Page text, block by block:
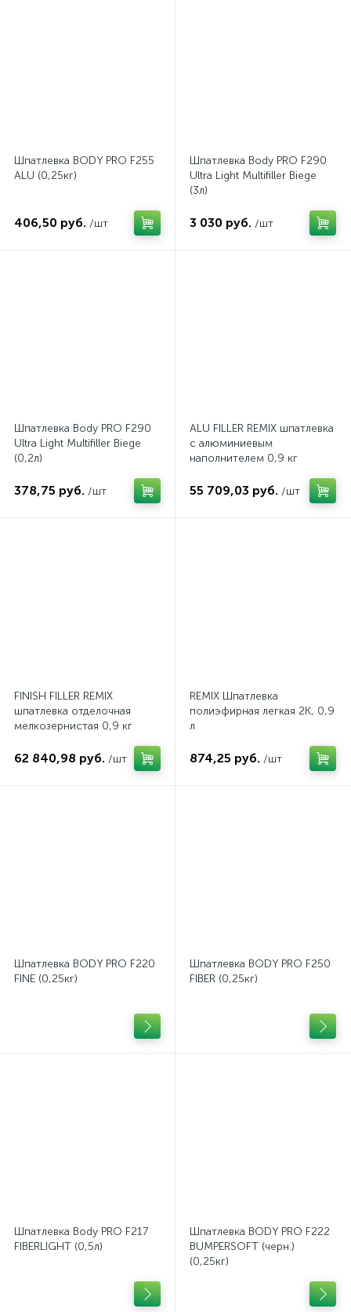
Шпатлевка BODY PRO F255
ALU (0,25кг)
406,50 руб. /шт
Шпатлевка Body PRO F290
Ultra Light Multifiller Biege
(3л)
3 030 руб. /шт
Шпатлевка Body PRO F290
Ultra Light Multifiller Biege
(0,2л)
378,75 руб. /шт
ALU FILLER REMIX шпатлевка
с алюминиевым
наполнителем 0,9 кг
55 709,03 руб. /шт
FINISH FILLER REMIX
шпатлевка отделочная
мелкозернистая 0,9 кг
62 840,98 руб. /шт
REMIX Шпатлевка
полиэфирная легкая 2К, 0,9
л
874,25 руб. /шт
Шпатлевка BODY PRO F220
FINE (0,25кг)
Шпатлевка BODY PRO F250
FIBER (0,25кг)
Шпатлевка Body PRO F217
FIBERLIGHT (0,5л)
Шпатлевка BODY PRO F222
BUMPERSOFT (черн.)
(0,25кг)